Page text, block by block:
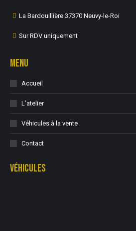
La Bardouillière 37370 Neuvy-le-Roi
Sur RDV uniquement
MENU
Accueil
L’atelier
Véhicules à la vente
Contact
VÉHICULES